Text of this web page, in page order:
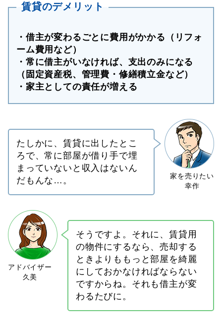
賃貸のデメリット
・借主が変わるごとに費用がかかる（リフォ
ーム費用など）
・常に借主がいなければ、支出のみになる
（固定資産税、管理費・修繕積立金など）
・家主としての責任が増える
たしかに、賃貸に出したとこ
ろで、常に部屋が借り手で埋
まっていないと収入はないん
だもんな…。
そうですよ。それに、賃貸用
の物件にするなら、売却する
ときよりももっと部屋を綺麗
にしておかなければならない
ですからね。それも借主が変
わるたびに。